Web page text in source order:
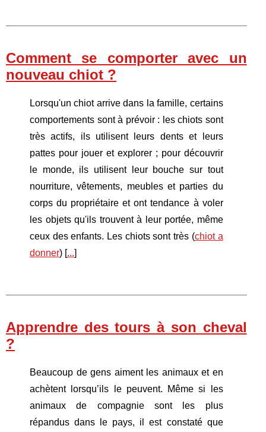
Comment se comporter avec un
nouveau chiot ?
Lorsqu'un chiot arrive dans la famille, certains
comportements sont à prévoir : les chiots sont
très actifs, ils utilisent leurs dents et leurs
pattes pour jouer et explorer ; pour découvrir
le monde, ils utilisent leur bouche sur tout
nourriture, vêtements, meubles et parties du
corps du propriétaire et ont tendance à voler
les objets qu'ils trouvent à leur portée, même
ceux des enfants. Les chiots sont très (chiot a
donner) [...]
Apprendre des tours à son cheval
?
Beaucoup de gens aiment les animaux et en
achètent lorsqu’ils le peuvent. Même si les
animaux de compagnie sont les plus
répandus dans le pays, il est constaté que